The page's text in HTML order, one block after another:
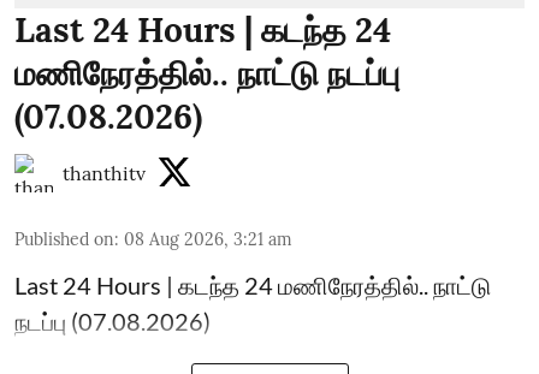
Last 24 Hours | கடந்த 24
மணிநேரத்தில்.. நாட்டு நடப்பு
(07.08.2026)
thanthitv
Published on: 08 Aug 2026, 3:21 am
Last 24 Hours | கடந்த 24 மணிநேரத்தில்.. நாட்டு
நடப்பு (07.08.2026)